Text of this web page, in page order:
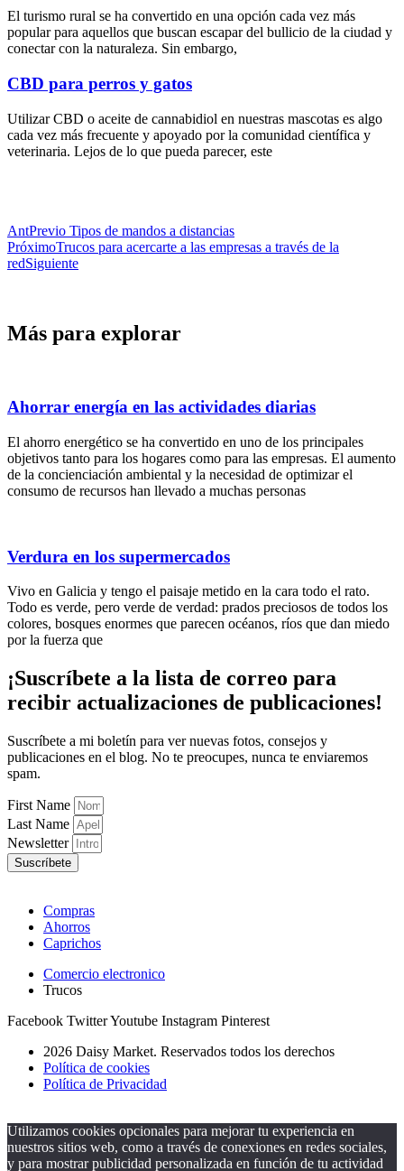
El turismo rural se ha convertido en una opción cada vez más
popular para aquellos que buscan escapar del bullicio de la ciudad y
conectar con la naturaleza. Sin embargo,
CBD para perros y gatos
Utilizar CBD o aceite de cannabidiol en nuestras mascotas es algo
cada vez más frecuente y apoyado por la comunidad científica y
veterinaria. Lejos de lo que pueda parecer, este
AntPrevio Tipos de mandos a distancias
PróximoTrucos para acercarte a las empresas a través de la
redSiguiente
Más para explorar
Ahorrar energía en las actividades diarias
El ahorro energético se ha convertido en uno de los principales
objetivos tanto para los hogares como para las empresas. El aumento
de la concienciación ambiental y la necesidad de optimizar el
consumo de recursos han llevado a muchas personas
Verdura en los supermercados
Vivo en Galicia y tengo el paisaje metido en la cara todo el rato.
Todo es verde, pero verde de verdad: prados preciosos de todos los
colores, bosques enormes que parecen océanos, ríos que dan miedo
por la fuerza que
¡Suscríbete a la lista de correo para
recibir actualizaciones de publicaciones!
Suscríbete a mi boletín para ver nuevas fotos, consejos y
publicaciones en el blog. No te preocupes, nunca te enviaremos
spam.
First Name
Last Name
Newsletter
Suscríbete
Compras
Ahorros
Caprichos
Comercio electronico
Trucos
Facebook TwitterYoutube Instagram Pinterest
2026 Daisy Market. Reservados todos los derechos
Política de cookies
Política de Privacidad
Utilizamos cookies opcionales para mejorar tu experiencia en
nuestros sitios web, como a través de conexiones en redes sociales,
y para mostrar publicidad personalizada en función de tu actividad